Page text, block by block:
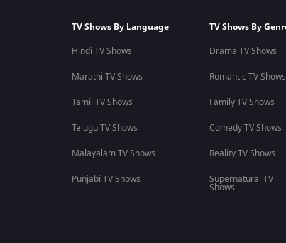
TV Shows By Language
Hindi TV Shows
Marathi TV Shows
Tamil TV Shows
Telugu TV Shows
Malayalam TV Shows
Punjabi TV Shows
TV Shows By
Drama TV Shows
Romantic TV Shows
Family TV Shows
Comedy TV Shows
Reality TV Shows
Supernatural TV
Shows